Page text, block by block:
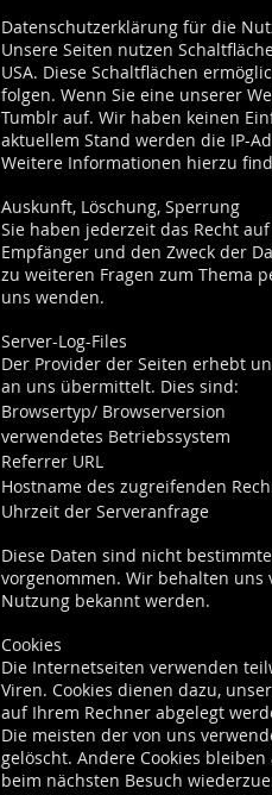
Datenschutzerklärung für die
Unsere Seiten nutzen
USA. Diese Schaltflächen
folgen. Wenn Sie eine unserer
Tumblr auf. Wir haben keinen
aktuellem Stand werden die IP-
Weitere Informationen hierzu
Auskunft, Löschung, Sperrung
Sie haben jederzeit das Recht
Empfänger und den Zweck der
zu weiteren Fragen zum Thema
uns wenden.
Server-Log-Files
Der Provider der Seiten erhebt
an uns übermittelt. Dies sind:
Browsertyp/ Browserversion
verwendetes Betriebssystem
Referrer URL
Hostname des zugreifenden
Uhrzeit der Serveranfrage
Diese Daten sind nicht
vorgenommen. Wir behalten
Nutzung bekannt werden.
Cookies
Die Internetseiten verwenden
Viren. Cookies dienen dazu,
auf Ihrem Rechner abgelegt
Die meisten der von uns
gelöscht. Andere Cookies
beim nächsten Besuch